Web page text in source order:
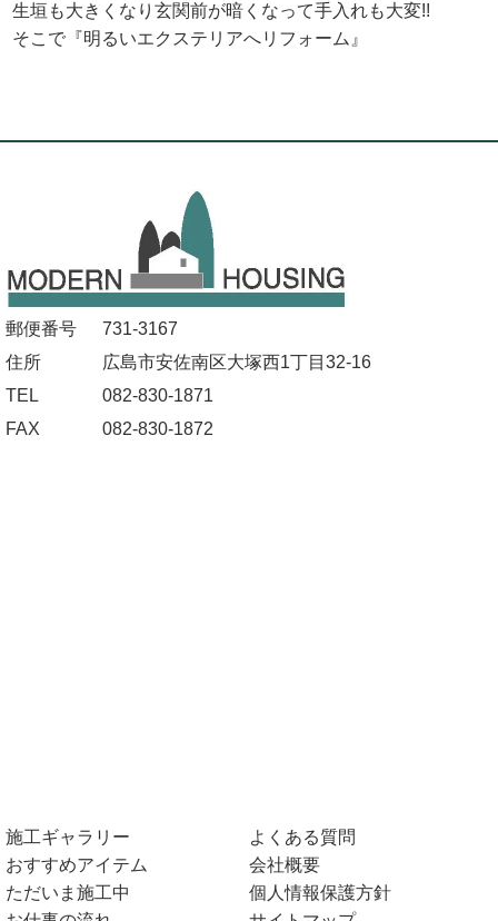
生垣も大きくなり玄関前が暗くなって手入れも大変!!
そこで『明るいエクステリアへリフォーム』
郵便番号
731-3167
住所
広島市安佐南区大塚西1丁目32-16
TEL
082-830-1871
FAX
082-830-1872
施工ギャラリー
おすすめアイテム
ただいま施工中
よくある質問
会社概要
個人情報保護方針